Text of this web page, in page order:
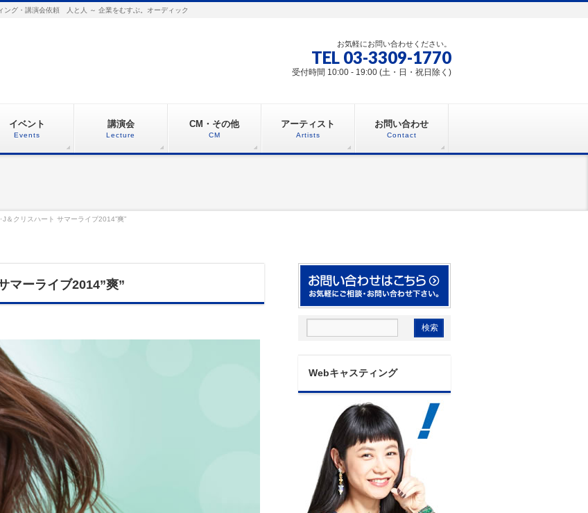
ング・講演会依頼 人と人 ～ 企業をむすぶ。オーディック
お気軽にお問い合わせください。
TEL 03-3309-1770
受付時間 10:00 - 19:00 (土・日・祝日除く)
イベント
Events
講演会
Lecture
CM・その他
CM
アーティスト
Artists
お問い合わせ
Contact
＆クリスハート サマーライブ2014”爽”
マーライブ2014”爽”
Webキャスティング